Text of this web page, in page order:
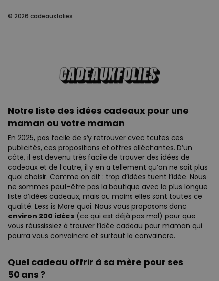
© 2026 cadeauxfolies
Notre liste des idées cadeaux pour une
maman ou votre maman
En 2025, pas facile de s’y retrouver avec toutes ces
publicités, ces propositions et offres alléchantes. D’un
côté, il est devenu très facile de trouver des idées de
cadeaux et de l’autre, il y en a tellement qu’on ne sait plus
quoi choisir. Comme on dit : trop d’idées tuent l’idée. Nous
ne sommes peut-être pas la boutique avec la plus longue
liste d’idées cadeaux, mais au moins elles sont toutes de
qualité. Less is More quoi. Nous vous proposons donc
environ 200 idées (ce qui est déjà pas mal) pour que
vous réussissiez à trouver l’idée cadeau pour maman qui
pourra vous convaincre et surtout la convaincre.
Quel cadeau offrir à sa mère pour ses
50 ans ?